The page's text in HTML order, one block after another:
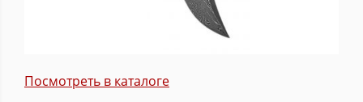
Посмотреть в каталоге